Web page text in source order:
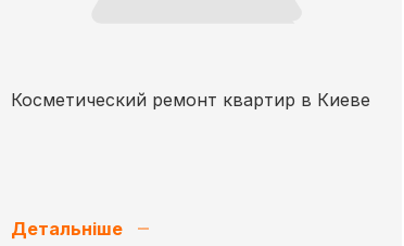
Косметический ремонт квартир в Киеве
Детальніше